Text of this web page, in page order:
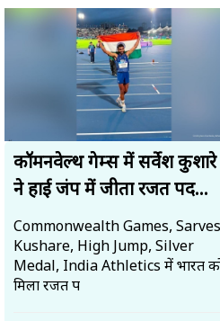
कॉमनवेल्थ गेम्स में सर्वेश कुशारे
ने हाई जंप में जीता रजत पद...
Commonwealth Games,
Kushare, High Jump, Silver
Medal, India Athletics में भारत
मिला रजत प